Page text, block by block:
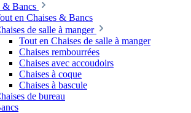
& Bancs
en Chaises & Bancs
de salle à manger
Tout en Chaises de salle à manger
Chaises rembourrées
Chaises avec accoudoirs
Chaises à coque
Chaises à bascule
de bureau